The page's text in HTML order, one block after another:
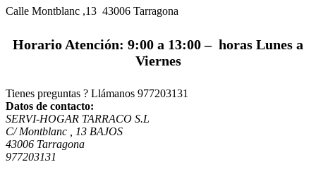
Calle Montblanc ,13 43006 Tarragona
Horario Atención: 9:00 a 13:00 – horas Lunes a
Viernes
Tienes preguntas ? Llámanos 977203131
Datos de contacto:
SERVI-HOGAR TARRACO S.L
C/ Montblanc , 13 BAJOS
43006 Tarragona
977203131